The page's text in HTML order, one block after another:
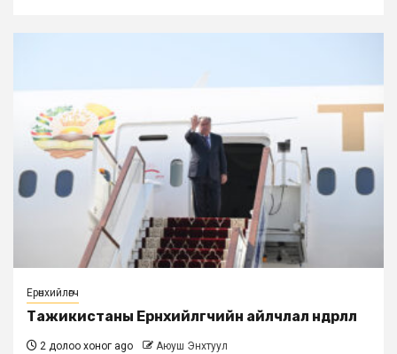
Ерөнхийлөгч
Тажикистаны Ерөнхийлөгчийн айлчлал өндөрлөлөө
2 долоо хоног ago Аюуш Энхтуул